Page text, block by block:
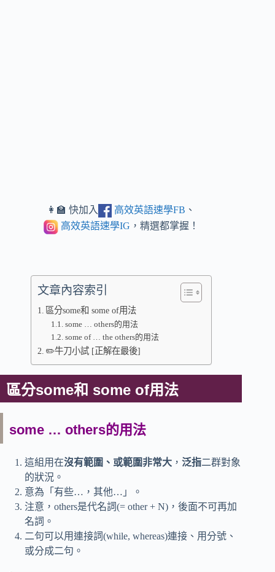
👩‍🏫 快加入 高效英語速學FB 、
高效英語速學IG ，精選都掌握！
文章內容索引
區分some和 some of用法
some … others的用法
some of … the others的用法
✏️牛刀小試 [正解在最後]
區分some和 some of用法
some … others的用法
這組用在沒有範圍、或範圍非常大 ， 泛指二群對象
的狀況。
意為「有些…，其他…」。
注意，others是代名詞(= other + N)，後面不可再加
名詞。
二句可以用連接詞(while, whereas)連接、用分號、
或分成二句。